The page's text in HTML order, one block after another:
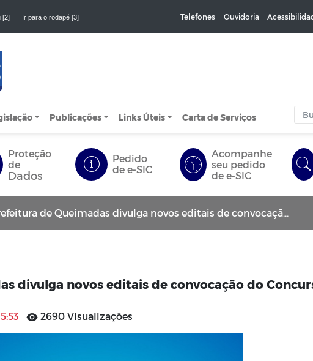
[2] Ir para o rodapé [3] Telefones Ouvidoria
Publicações Links Úteis Carta de Serviços
Proteção
de
Dados
Pedido
de e-SIC
Acompanhe
seu pedido
de e-SIC
de Queimadas divulga novos editais de convocação do Concurso Público 001/2024
divulga novos editais de convocação do
2690 Visualizações